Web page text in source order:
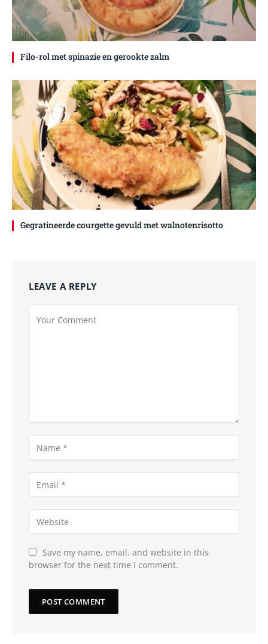
Filo-rol met spinazie en gerookte zalm
Gegratineerde courgette gevuld met walnotenrisotto
LEAVE A REPLY
Save my name, email, and website in this
browser for the next time I comment.